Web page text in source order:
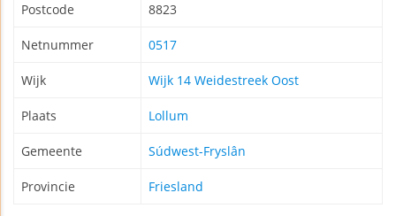
Postcode 8823
Netnummer 0517
Wijk Wijk 14 Weidestreek Oost
Plaats Lollum
Gemeente Súdwest-Fryslân
Provincie Friesland